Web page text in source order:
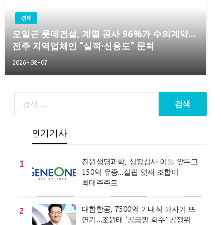
경제
오일근 롯데건설, 계열 공사 96%가 수의계약…
전주 지역업체엔 “실적·신용도” 문턱
2026-08-07
인기기사
1
진원생명과학, 상장심사 이틀 앞두고
150억 유증…설립 엿새 조합이
최대주주로
2
대한항공, 7500억 기내식 되사기 또
연기…조원태 ‘공급망 회수’ 공정위